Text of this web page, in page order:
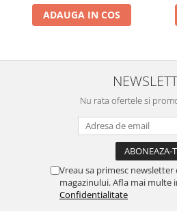
Accesorii aparatele de spalat cu
presiune
Instalatii sanitare
Articole si accesorii pentru baie
Baterii bucatarie
Baterii lavoar
Chiuvete bucatarie compozit
Chiuvete inox
ADAUGA IN COS
Nu rata ofertele si
Vreau sa primesc
magazinului. Afla mai multe
Confidentialitate